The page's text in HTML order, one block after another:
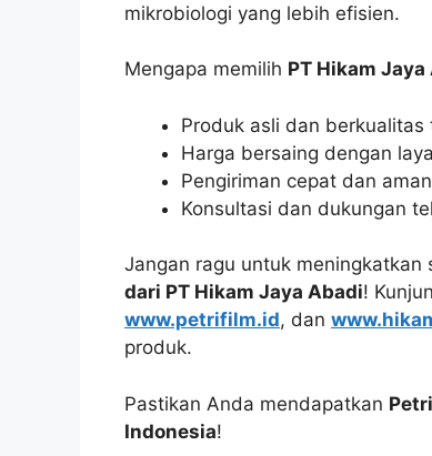
mikrobiologi yang lebih efisien.
Mengapa memilih PT Hikam Jaya
Produk asli dan berkualitas
Harga bersaing dengan
Pengiriman cepat dan
Konsultasi dan dukungan
Jangan ragu untuk
dari PT Hikam Jaya Abadi!
www.petrifilm.id, dan
produk.
Pastikan Anda mendapatkan
Indonesia!